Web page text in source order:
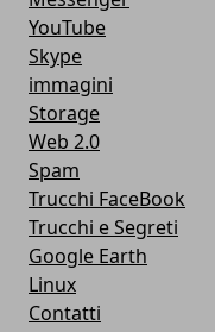
YouTube
Skype
immagini
Storage
Web 2.0
Spam
Trucchi FaceBook
Trucchi e Segreti
Google Earth
Linux
Contatti